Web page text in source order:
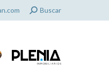
Search:
Buscar